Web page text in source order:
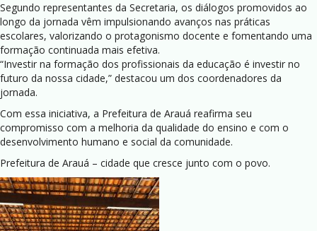
Segundo representantes da Secretaria, os diálogos promovidos ao
longo da jornada vêm impulsionando avanços nas práticas
escolares, valorizando o protagonismo docente e fomentando uma
formação continuada mais efetiva.
“Investir na formação dos profissionais da educação é investir no
futuro da nossa cidade,” destacou um dos coordenadores da
jornada.
Com essa iniciativa, a Prefeitura de Arauá reafirma seu
compromisso com a melhoria da qualidade do ensino e com o
desenvolvimento humano e social da comunidade.
Prefeitura de Arauá – cidade que cresce junto com o povo.